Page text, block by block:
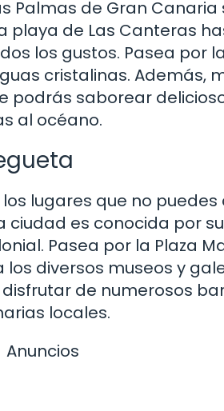
Palmas de Gran Canaria
playa de Las Canteras
los gustos. Pasea por
cristalinas. Además,
podrás saborear
al océano.
lugares que no puedes
es conocida por
Pasea por la Plaza
diversos museos y
de numerosos
locales.
Anuncios